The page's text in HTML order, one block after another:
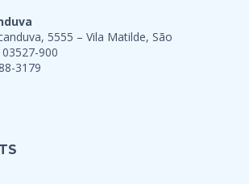
5555 – Vila Matilde, São
900
3179